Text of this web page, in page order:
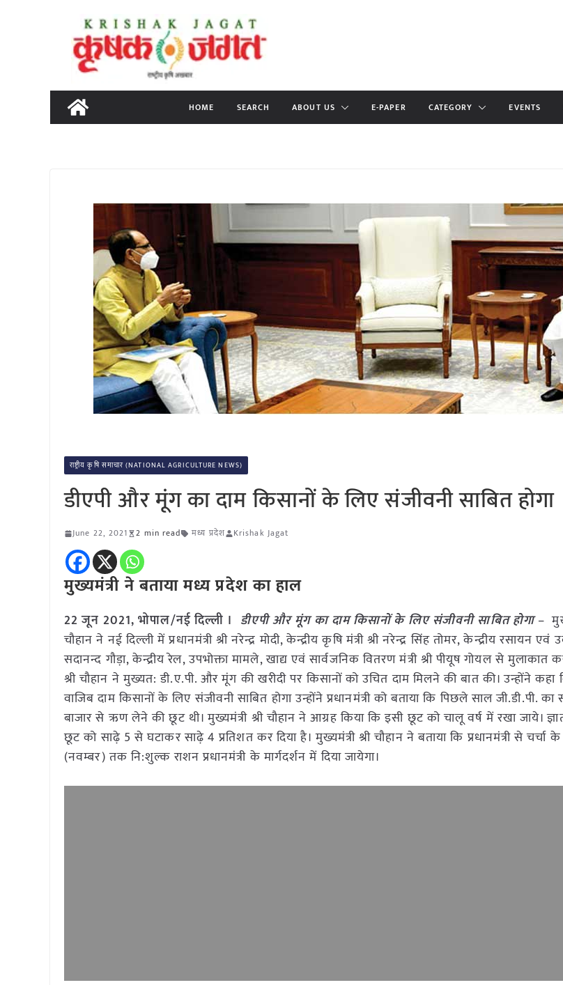
content
HOME SEARCH ABOUT US E-PAPER CATEGORY EVENTS
राष्ट्रीय कृषि समाचार (NATIONAL AGRICULTURE NEWS)
डीएपी और मूंग का दाम किसानों के लिए संजीवनी साबित होगा
June 22, 2021 2 min read मध्य प्रदेश Krishak Jagat
मुख्यमंत्री ने बताया मध्य प्रदेश का हाल
22 जून 2021, भोपाल/नई दिल्ली । डीएपी और मूंग का दाम किसानों के लिए संजीवनी साबित होगा–
चौहान ने नई दिल्ली में प्रधानमंत्री श्री नरेन्द्र मोदी, केन्द्रीय कृषि मंत्री श्री नरेन्द्र सिंह तोमर, केन्द्रीय रसायन एवं
सदानन्द गौड़ा, केन्द्रीय रेल, उपभोक्ता मामले, खाद्य एवं सार्वजनिक वितरण मंत्री श्री पीयूष गोयल से मुलाकात
श्री चौहान ने मुख्यत: डी.ए.पी. और मूंग की खरीदी पर किसानों को उचित दाम मिलने की बात की। उन्होंने
वाजिब दाम किसानों के लिए संजीवनी साबित होगा उन्होंने प्रधानमंत्री को बताया कि पिछले साल जी.डी.पी. का
बाजार से ऋण लेने की छूट थी। मुख्यमंत्री श्री चौहान ने आग्रह किया कि इसी छूट को चालू वर्ष में रखा जाये।
छूट को साढ़े 5 से घटाकर साढ़े 4 प्रतिशत कर दिया है। मुख्यमंत्री श्री चौहान ने बताया कि प्रधानमंत्री से चर्चा
(नवम्बर) तक नि:शुल्क राशन प्रधानमंत्री के मार्गदर्शन में दिया जायेगा।